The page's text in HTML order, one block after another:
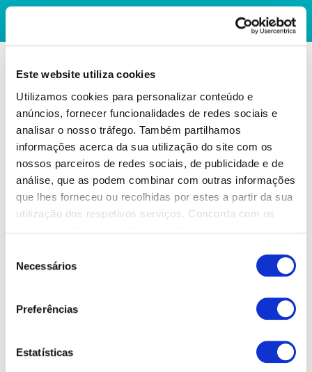
Este website utiliza cookies
Utilizamos cookies para personalizar conteúdo e
anúncios, fornecer funcionalidades de redes sociais e
analisar o nosso tráfego. Também partilhamos
informações acerca da sua utilização do site com os
nossos parceiros de redes sociais, de publicidade e de
análise, que as podem combinar com outras informações
que lhes forneceu ou recolhidas por estes a partir da sua
utilização dos respetivos serviços. Concorda com os
Necessários
Preferências
Estatísticas